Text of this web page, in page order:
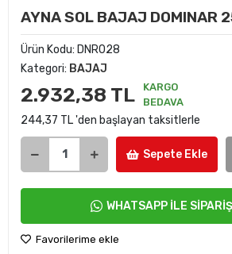
AYNA SOL BAJAJ DOMINAR
Ürün Kodu: DNR028
Kategori: BAJAJ
2.932,38 TL
KARGO
BEDAVA
244,37 TL 'den başlayan taksitlerle
Sepete Ekle
WHATSAPP İLE
Favorilerime ekle